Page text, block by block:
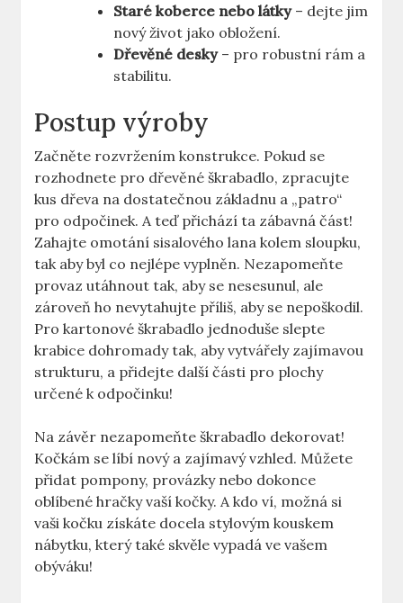
Staré koberce nebo látky– dejte jim
nový život jako obložení.
Dřevěné desky– pro robustní rám a
stabilitu.
Postup výroby
Začněte rozvržením konstrukce. Pokud se
rozhodnete pro dřevěné škrabadlo, zpracujte
kus dřeva na dostatečnou základnu a „patro“
pro odpočinek. A teď přichází ta zábavná část!
Zahajte omotání sisalového lana kolem sloupku,
tak aby byl co nejlépe vyplněn. Nezapomeňte
provaz utáhnout tak, aby se nesesunul, ale
zároveň ho nevytahujte příliš, aby se nepoškodil.
Pro kartonové škrabadlo jednoduše slepte
krabice dohromady tak, aby vytvářely zajímavou
strukturu, a přidejte další části pro plochy
určené k odpočinku!
Na závěr nezapomeňte škrabadlo dekorovat!
Kočkám se líbí nový a zajímavý vzhled. Můžete
přidat pompony, provázky nebo dokonce
oblíbené hračky vaší kočky. A kdo ví, možná si
vaši kočku získáte docela stylovým kouskem
nábytku, který také skvěle vypadá ve vašem
obýváku!